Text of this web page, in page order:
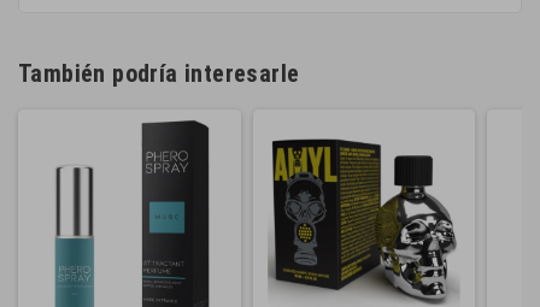
También podría interesarle